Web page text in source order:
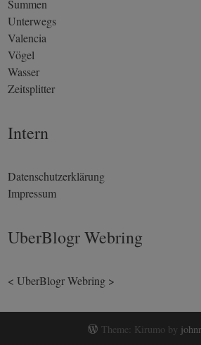
Summen
Unterwegs
Valencia
Vögel
Wasser
Zeitsplitter
Intern
Datenschutzerklärung
Impressum
UberBlogr Webring
< UberBlogr Webring >
Theme: Kirumo by